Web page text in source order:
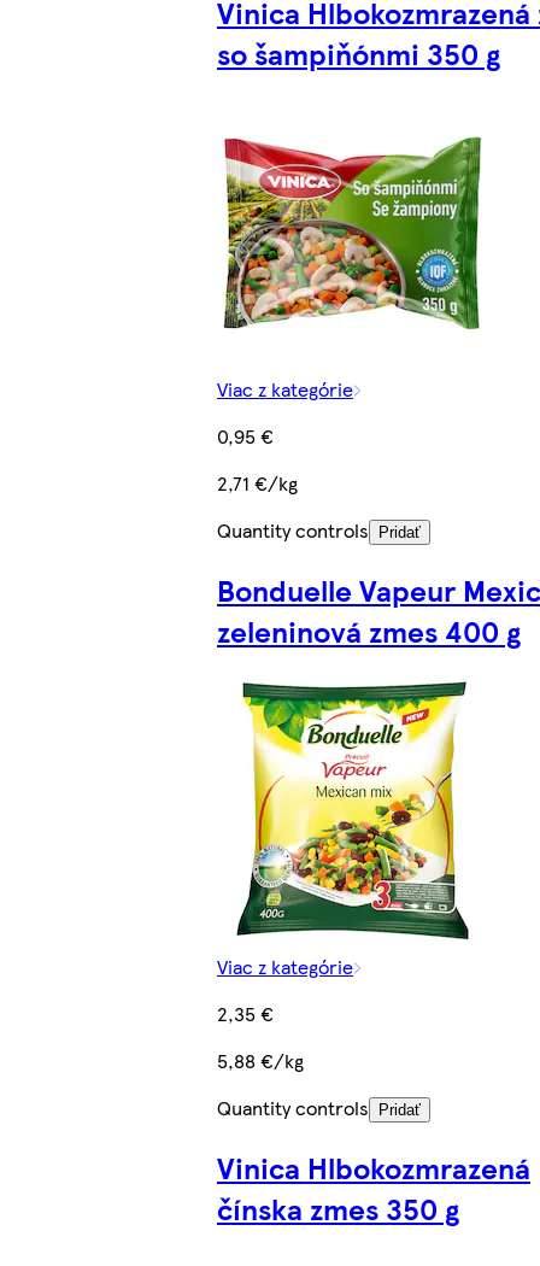
Vinica Hlbokozmrazená
so šampiňónmi 350 g
Viac z kategórie
0,95 €
2,71 €/kg
Quantity controls
Pridať
Bonduelle Vapeur
zeleninová zmes 400 g
Viac z kategórie
2,35 €
5,88 €/kg
Quantity controls
Pridať
Vinica Hlbokozmrazená
čínska zmes 350 g